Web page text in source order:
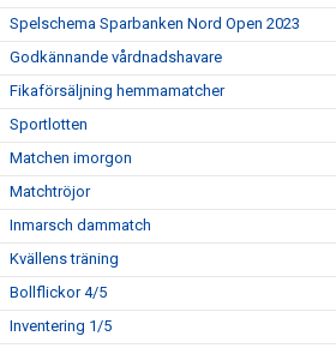
Spelschema Sparbanken Nord Open 2023
Godkännande vårdnadshavare
Fikaförsäljning hemmamatcher
Sportlotten
Matchen imorgon
Matchtröjor
Inmarsch dammatch
Kvällens träning
Bollflickor 4/5
Inventering 1/5